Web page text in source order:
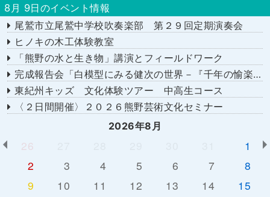
8月 9日のイベント情報
尾鷲市立尾鷲中学校吹奏楽部 第２９回定期演奏会
ヒノキの木工体験教室
「熊野の水と生き物」講演とフィールドワーク
完成報告会「白模型にみる健次の世界－『千年の愉楽』『奇蹟』より－」
東紀州キッズ 文化体験ツアー 中高生コース
〈２日間開催〉２０２６熊野芸術文化セミナー
2026年8月
26
1
2
3 4 5 6 7
8
9
10 11 12 13 14
15